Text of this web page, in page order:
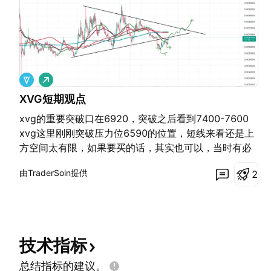
XVG短期观点
xvg的重要突破口在6920，突破之后看到7400-7600
xvg这里刚刚突破压力位6590的位置，短线来看还是上
方空间太有限，如果要买的话，其实也可以，当时有必
得有风险就不要买了
做
多
由TraderSoin提供 2
技术指标
总结指标的建议。